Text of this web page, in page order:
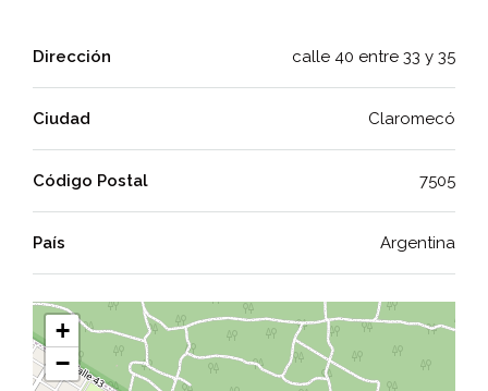
Dirección calle 40 entre 33 y 35
Ciudad Claromecó
Código Postal 7505
País Argentina
+
−